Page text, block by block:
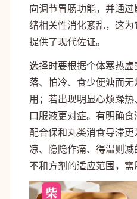
向调节胃肠功能，并通
绪相关性消化紊乱，这
提供了现代佐证。
选择时要根据个体寒热
落、怕冷、食少便溏而
用；若出现明显心烦躁
口服液更对症。有明确食
配合保和丸类消食导滞
凉、隐隐作痛、得温则
不和方剂的适应范围，需